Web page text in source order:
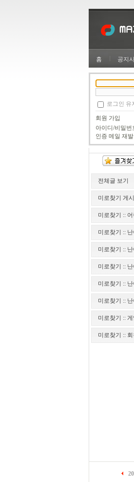
홈 공지
로그인 유
회원 가입
아이디/비밀번
인증 메일 재
전체글 보기
미로찾기 게
미로찾기 ::
미로찾기 ::
미로찾기 ::
미로찾기 ::
미로찾기 ::
미로찾기 ::
미로찾기 :: 게
미로찾기 :: 회